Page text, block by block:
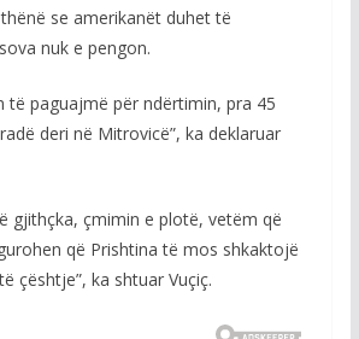
se amerikanët duhet të
nuk e pengon.
të paguajmë për ndërtimin, pra 45
deri në Mitrovicë”, ka deklaruar
gjithçka, çmimin e plotë, vetëm që
që Prishtina të mos shkaktojë
çështje”, ka shtuar Vuçiç.